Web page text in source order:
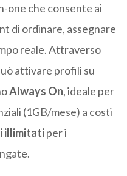
one che consente ai
di ordinare, assegnare
reale. Attraverso
attivare profili su
Always On, ideale per
(1GB/mese) a costi
illimitatiper i